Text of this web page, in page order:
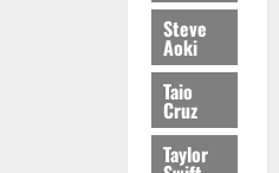
Steve
Aoki
Taio
Cruz
Taylor